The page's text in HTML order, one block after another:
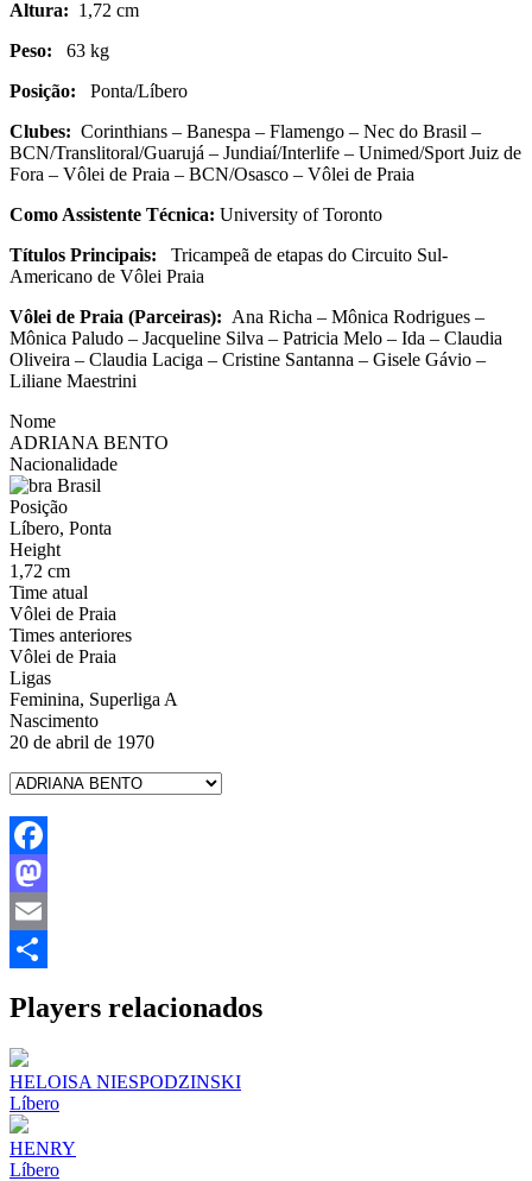
Altura: 1,72 cm
Peso: 63 kg
Posição: Ponta/Líbero
Clubes: Corinthians – Banespa – Flamengo – Nec do Brasil –
BCN/Translitoral/Guarujá – Jundiaí/Interlife – Unimed/Sport Juiz de
Fora – Vôlei de Praia – BCN/Osasco – Vôlei de Praia
Como Assistente Técnica: University of Toronto
Títulos Principais: Tricampeã de etapas do Circuito Sul-
Americano de Vôlei Praia
Vôlei de Praia (Parceiras): Ana Richa – Mônica Rodrigues –
Mônica Paludo – Jacqueline Silva – Patricia Melo – Ida – Claudia
Oliveira – Claudia Laciga – Cristine Santanna – Gisele Gávio –
Liliane Maestrini
Nome
ADRIANA BENTO
Nacionalidade
Brasil
Posição
Líbero, Ponta
Height
1,72 cm
Time atual
Vôlei de Praia
Times anteriores
Vôlei de Praia
Ligas
Feminina, Superliga A
Nascimento
20 de abril de 1970
Facebook
Mastodon
Email
Players relacionados
HELOISA NIESPODZINSKI
Líbero
HENRY
Líbero